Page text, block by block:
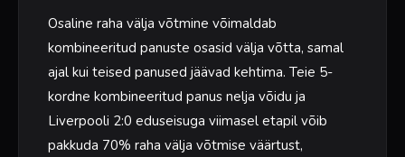
Osaline raha välja võtmine võimaldab
kombineeritud panuste osasid välja võtta, samal
ajal kui teised panused jäävad kehtima. Teie 5-
kordne kombineeritud panus nelja võidu ja
Liverpooli 2:0 eduseisuga viimasel etapil võib
pakkuda 70% raha välja võtmise väärtust,